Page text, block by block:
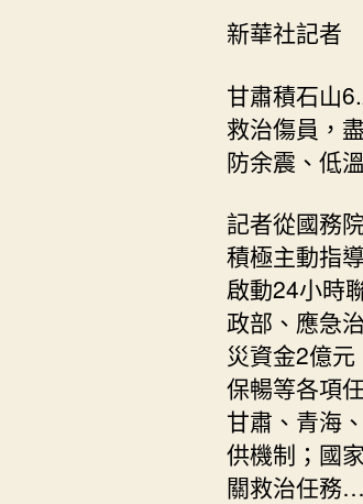
新華社記者
甘肅積石山
救治傷員，
防余震、低
記者從國務
積極主動指
啟動24小時
政部、應急
災資金2億
保暢等各項
甘肅、青海
供機制；國
關救治任